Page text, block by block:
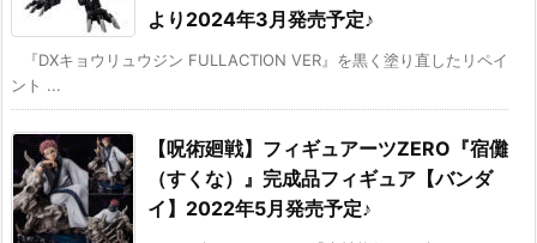
より2024年3月発売予定♪
『DXキョウリュウジン FULLACTION VER』を黒く塗り直したリペイ
ント ...
【呪術廻戦】フィギュアーツZERO『宿儺
（すくな）』完成品フィギュア【バンダ
イ】2022年5月発売予定♪